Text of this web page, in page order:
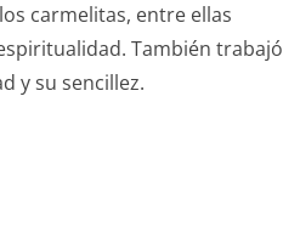
carmelitas, entre ellas
También trabajó
y su sencillez.